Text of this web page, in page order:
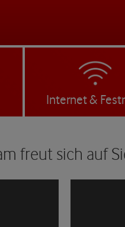
Internet &
freut sich auf